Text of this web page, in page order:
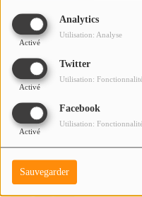
Analytics
Activé
Utilisation: Analyse
Twitter
Activé
Utilisation:
Facebook
Activé
Utilisation:
Sauvegarder
6 LOVE
7
8
COME